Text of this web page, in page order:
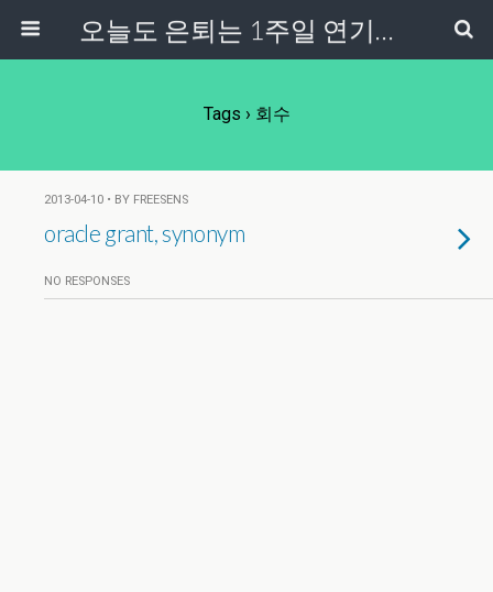
오늘도 은퇴는 1주일 연기중...
Tags › 회수
2013-04-10 • BY FREESENS
oracle grant, synonym
NO RESPONSES